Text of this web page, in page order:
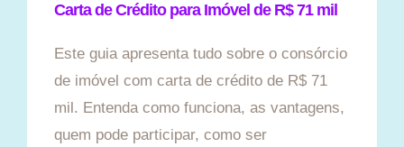
Carta de Crédito para Imóvel de R$ 71 mil
Este guia apresenta tudo sobre o consórcio
de imóvel com carta de crédito de R$ 71
mil. Entenda como funciona, as vantagens,
quem pode participar, como ser